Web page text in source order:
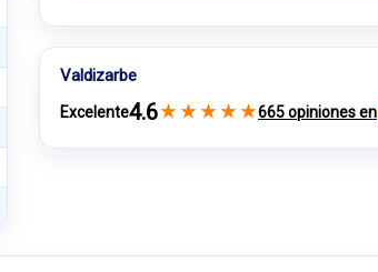
Valdizarbe
Excelente4.6★ ★ ★ ★ ★665 opiniones en